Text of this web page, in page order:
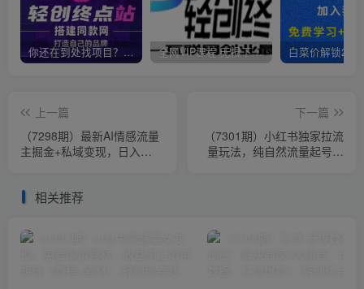
你还在到处找项目？还在当韭菜？我靠卖项目一个月收入5万+，曾经我也是个失败者。 全网VIP课程 无损下载~
上一篇
（7298期）最新AI情感流量
主掘金+私域变现，日入
下一篇
（7301期）小红书独家拉流
量玩法，纯自然流量起号无
相关推荐